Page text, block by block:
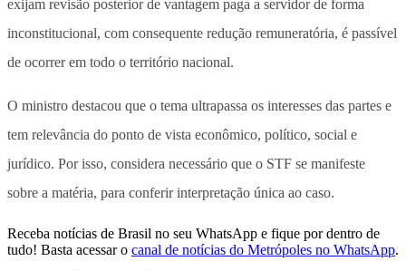
exijam revisão posterior de vantagem paga a servidor de forma
inconstitucional, com consequente redução remuneratória, é passível
de ocorrer em todo o território nacional.
O ministro destacou que o tema ultrapassa os interesses das partes e
tem relevância do ponto de vista econômico, político, social e
jurídico. Por isso, considera necessário que o STF se manifeste
sobre a matéria, para conferir interpretação única ao caso.
Receba notícias de Brasil no seu WhatsApp e fique por dentro de
tudo! Basta acessar o canal de notícias do Metrópoles no WhatsApp.